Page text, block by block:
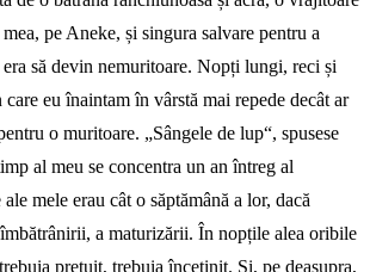
pe Aneke, și singura salvare pentru a
să devin nemuritoare. Nopți lungi, reci și
eu înaintam în vârstă mai repede decât ar
o muritoare. „Sângele de lup“, spusese
al meu se concentra un an întreg al
mele erau cât o săptămână a lor, dacă
a maturizării. În nopțile alea oribile
prețuit, trebuia încetinit. Și, pe deasupra,